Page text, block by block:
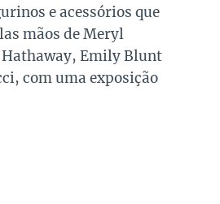
e acessórios que
mãos de Meryl
Hathaway, Emily Blunt
com uma exposição